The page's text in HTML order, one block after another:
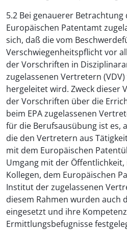
5.2 Bei genauerer
Europäischen Patentamt
sich, daß die vom
Verschwiegenheitspflicht vor
der Vorschriften in
zugelassenen Vertretern
hergeleitet wird. Zweck dieser
der Vorschriften über die
beim EPA zugelassenen
für die Berufsausübung ist es,
die den Vertretern aus
mit dem Europäischen
Umgang mit der
Kollegen, dem Europäischen
Institut der zugelassenen
diesem Rahmen wurden auch
eingesetzt und ihre
Ermittlungsbefugnisse